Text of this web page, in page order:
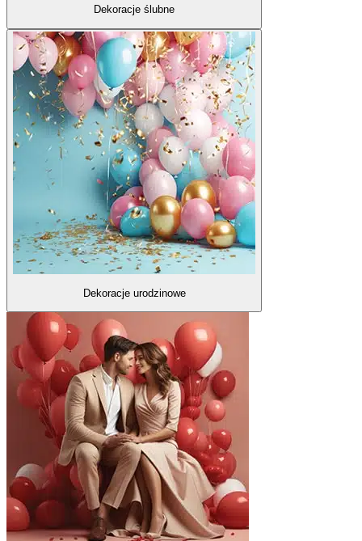
Dekoracje ślubne
Dekoracje urodzinowe